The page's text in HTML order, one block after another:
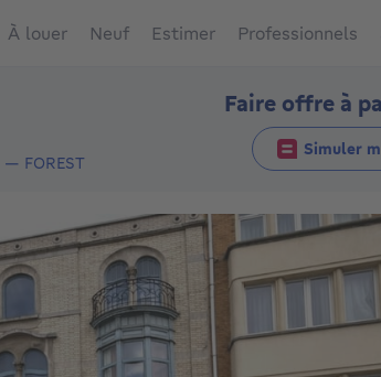
À louer Neuf Estimer Professionnels
Faire offre à
— FOREST
Simuler